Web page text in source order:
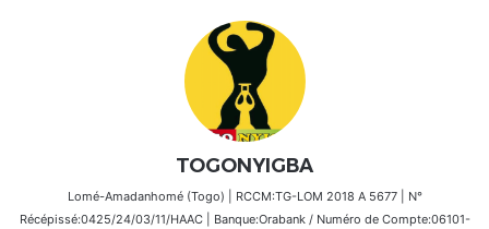
TOGONYIGBA
Lomé-Amadanhomé (Togo) | RCCM:TG-LOM 2018 A 5677 | N°
Récépissé:0425/24/03/11/HAAC | Banque:Orabank / Numéro de Compte:06101-